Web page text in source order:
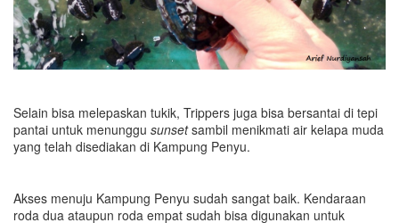
Selain bisa melepaskan tukik, Trippers juga bisa bersantai di tepi
pantai untuk menunggu sunsetsambil menikmati air kelapa muda
yang telah disediakan di Kampung Penyu.
Akses menuju Kampung Penyu sudah sangat baik. Kendaraan
roda dua ataupun roda empat sudah bisa digunakan untuk